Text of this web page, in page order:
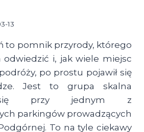
13
to pomnik przyrody, którego
odwiedzić i, jak wiele miejsc
po prostu pojawił się
Jest to grupa skalna
się przy jednym z
parkingów prowadzących
To na tyle ciekawy